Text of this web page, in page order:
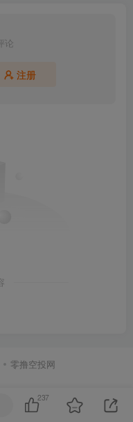
论
注册
零撸空投网
237